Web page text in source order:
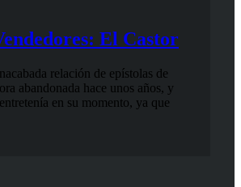
El Castor
relación de epístolas de
abandonada hace unos años, y
en su momento, ya que